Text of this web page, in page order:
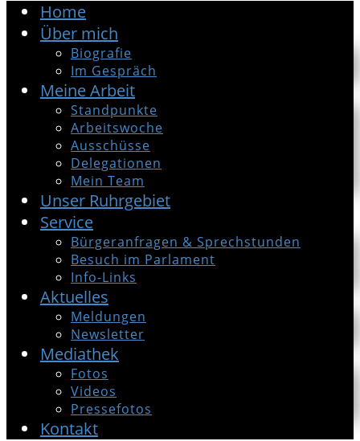
Home
Über mich
Biografie
Im Gespräch
Meine Arbeit
Standpunkte
Arbeitswoche
Ausschüsse
Delegationen
Mein Team
Unser Ruhrgebiet
Service
Bürgeranfragen & Sprechstunden
Besuch im Parlament
Info-Links
Aktuelles
Meldungen
Newsletter
Mediathek
Fotos
Videos
Pressefotos
Kontakt